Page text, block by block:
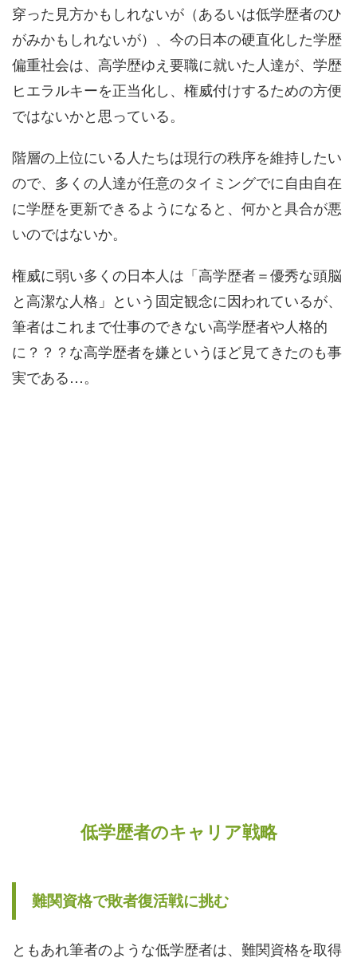
穿った見方かもしれないが（あるいは低学歴者のひ
がみかもしれないが）、今の日本の硬直化した学歴
偏重社会は、高学歴ゆえ要職に就いた人達が、学歴
ヒエラルキーを正当化し、権威付けするための方便
ではないかと思っている。
階層の上位にいる人たちは現行の秩序を維持したい
ので、多くの人達が任意のタイミングでに自由自在
に学歴を更新できるようになると、何かと具合が悪
いのではないか。
権威に弱い多くの日本人は「高学歴者＝優秀な頭脳
と高潔な人格」という固定観念に因われているが、
筆者はこれまで仕事のできない高学歴者や人格的
に？？？な高学歴者を嫌というほど見てきたのも事
実である…。
低学歴者のキャリア戦略
難関資格で敗者復活戦に挑む
ともあれ筆者のような低学歴者は、難関資格を取得